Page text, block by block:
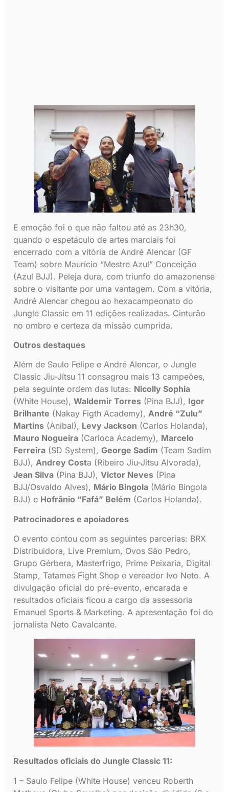
E emoção foi o que não faltou até as 23h30,
quando o espetáculo de artes marciais foi
encerrado com a vitória de André Alencar (GF
Team) sobre Maurício “Mestre Azul” Conceição
(Azul BJJ). Peleja dura, com triunfo do amazonense
sobre o visitante por uma vantagem. Com a vitória,
André Alencar chegou ao hexacampeonato do
Jungle Classic em 11 edições realizadas. Cinturão
no ombro e certeza da missão cumprida.
Outros destaques
Além de Saulo Felipe e André Alencar, o Jungle
Classic Jiu-Jítsu 11 consagrou mais 13 campeões,
pela seguinte ordem das lutas: Nicolly Sophia
(White House), Waldemir Torres (Pina BJJ), Igor
Brilhante (Nakay Figth Academy), André “Zulu”
Martins (Anibal), Levy Jackson (Carlos Holanda),
Mauro Nogueira (Carioca Academy), Marcelo
Ferreira (SD System), George Sadim (Team Sadim
BJJ), Andrey Costa (Ribeiro Jiu-Jitsu Alvorada),
Jean Silva (Pina BJJ), Victor Neves (Pina
BJJ/Osvaldo Alves), Mário Bingola (Mário Bingola
BJJ) e Hofrânio “Fafá” Belém (Carlos Holanda).
Patrocinadores e apoiadores
O evento contou com as seguintes parcerias: BRX
Distribuidora, Live Premium, Ovos São Pedro,
Grupo Gérbera, Masterfrigo, Prime Peixaria, Digital
Stamp, Tatames Fight Shop e vereador Ivo Neto. A
divulgação oficial do pré-evento, encarada e
resultados oficiais ficou a cargo da assessoria
Emanuel Sports & Marketing. A apresentação foi do
jornalista Neto Cavalcante.
Resultados oficiais do Jungle Classic 11:
1 – Saulo Felipe (White House) venceu Roberth